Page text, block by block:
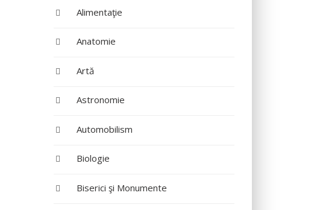
Alimentaţie
Anatomie
Artă
Astronomie
Automobilism
Biologie
Biserici şi Monumente